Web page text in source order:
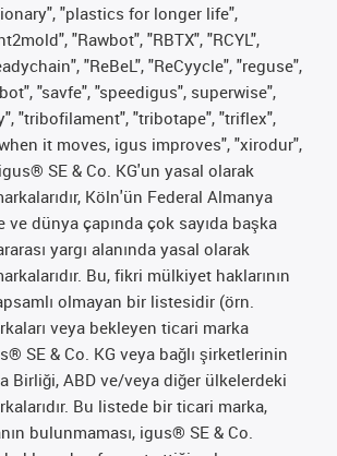
"plastics for longer life",
"Rawbot", "RBTX", "RCYL",
"ReBeL", "ReCyycle", "reguse",
"savfe", "speedigus", superwise",
"tribofilament", "tribotape", "triflex",
it moves, igus improves", "xirodur",
SE & Co. KG'un yasal olarak
Köln'ün Federal Almanya
dünya çapında çok sayıda başka
yargı alanında yasal olarak
Bu, fikri mülkiyet haklarının
olmayan bir listesidir (örn.
veya bekleyen ticari marka
SE & Co. KG veya bağlı şirketlerinin
Birliği, ABD ve/veya diğer ülkelerdeki
Bu listede bir ticari marka,
bulunmaması, igus® SE & Co.